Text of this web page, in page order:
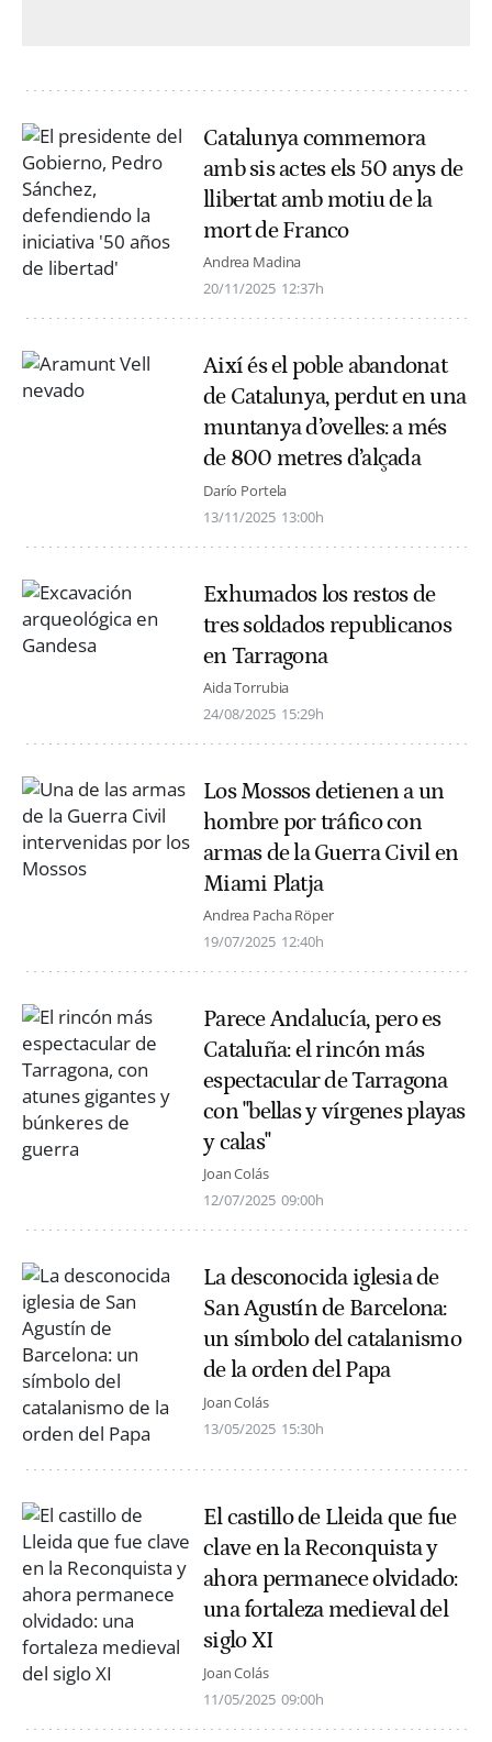
Catalunya commemora
amb sis actes els 50 anys de
llibertat amb motiu de la
mort de Franco
Andrea Madina
20/11/2025 12:37h
Així és el poble abandonat
de Catalunya, perdut en una
muntanya d’ovelles: a més
de 800 metres d’alçada
Darío Portela
13/11/2025 13:00h
Exhumados los restos de
tres soldados republicanos
en Tarragona
Aida Torrubia
24/08/2025 15:29h
Los Mossos detienen a un
hombre por tráfico con
armas de la Guerra Civil en
Miami Platja
Andrea Pacha Röper
19/07/2025 12:40h
Parece Andalucía, pero es
Cataluña: el rincón más
espectacular de Tarragona
con "bellas y vírgenes playas
y calas"
Joan Colás
12/07/2025 09:00h
La desconocida iglesia de
San Agustín de Barcelona:
un símbolo del catalanismo
de la orden del Papa
Joan Colás
13/05/2025 15:30h
El castillo de Lleida que fue
clave en la Reconquista y
ahora permanece olvidado:
una fortaleza medieval del
siglo XI
Joan Colás
11/05/2025 09:00h